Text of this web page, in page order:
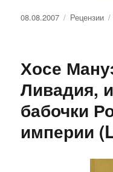
Опубликовано
08.08.2007 Рубрики
Рецензии
Хосе
Ливадия,
бабочки
империи